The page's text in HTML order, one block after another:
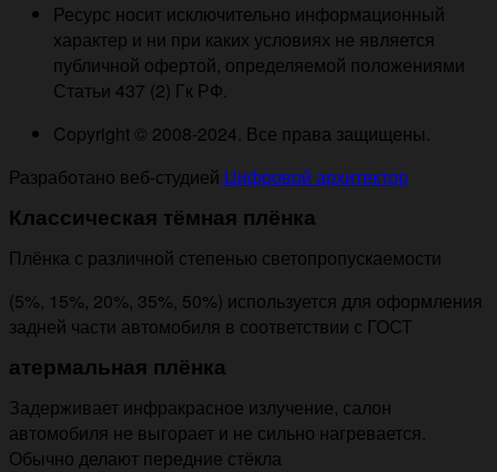
Ресурс носит исключительно информационный
характер и ни при каких условиях не является
публичной офертой, определяемой положениями
Статьи 437 (2) Гк РФ.
Copyright © 2008-2024. Все права защищены.
Разработано веб-студией Цифровой архитектор
Классическая тёмная плёнка
Плёнка с различной степенью светопропускаемости
(5%, 15%, 20%, 35%, 50%) используется для оформления
задней части автомобиля в соответствии с ГОСТ
атермальная плёнка
Задерживает инфракрасное излучение, салон
автомобиля не выгорает и не сильно нагревается.
Обычно делают передние стёкла